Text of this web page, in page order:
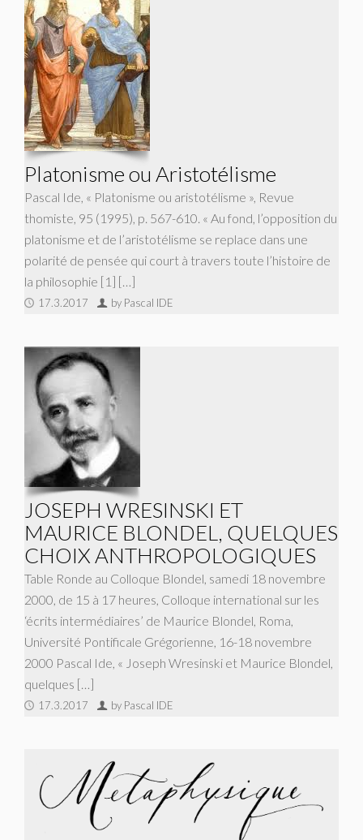
Platonisme ou Aristotélisme
Pascal Ide, « Platonisme ou aristotélisme », Revue
thomiste, 95 (1995), p. 567-610. « Au fond, l’opposition du
platonisme et de l’aristotélisme se replace dans une
polarité de pensée qui court à travers toute l’histoire de
la philosophie [1] […]
17.3.2017 by Pascal IDE
JOSEPH WRESINSKI ET
MAURICE BLONDEL, QUELQUES
CHOIX ANTHROPOLOGIQUES
Table Ronde au Colloque Blondel, samedi 18 novembre
2000, de 15 à 17 heures, Colloque international sur les
‘écrits intermédiaires’ de Maurice Blondel, Roma,
Université Pontificale Grégorienne, 16-18 novembre
2000 Pascal Ide, « Joseph Wresinski et Maurice Blondel,
quelques […]
17.3.2017 by Pascal IDE